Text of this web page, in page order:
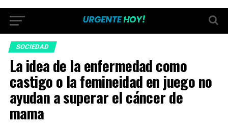
SOCIEDAD
La idea de la enfermedad como
castigo o la femineidad en juego no
ayudan a superar el cáncer de
mama